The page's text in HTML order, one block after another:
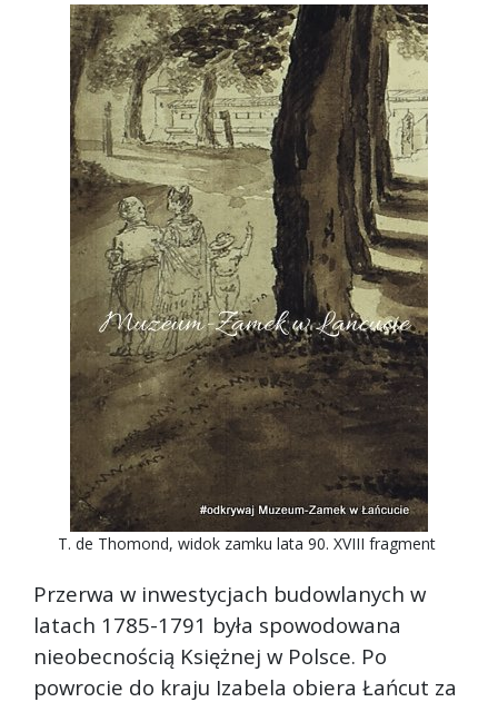
T. de Thomond, widok zamku lata 90. XVIII fragment
Przerwa w inwestycjach budowlanych w
latach 1785-1791 była spowodowana
nieobecnością Księżnej w Polsce. Po
powrocie do kraju Izabela obiera Łańcut za